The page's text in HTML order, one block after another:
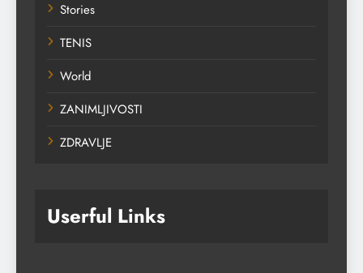
Stories
TENIS
World
ZANIMLJIVOSTI
ZDRAVLJE
Userful Links